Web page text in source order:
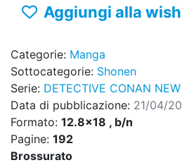
Aggiungi alla
Categorie: Manga
Sottocategorie: Shonen
Serie: DETECTIVE CONAN
Data di pubblicazione: 21/04/
Formato: 12.8x18 , b/n
Pagine: 192
Brossurato